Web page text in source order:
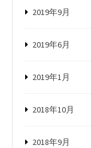
2019年9月
2019年6月
2019年1月
2018年10月
2018年9月